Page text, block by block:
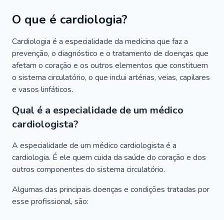
O que é cardiologia?
Cardiologia é a especialidade da medicina que faz a
prevenção, o diagnóstico e o tratamento de doenças que
afetam o coração e os outros elementos que constituem
o sistema circulatório, o que inclui artérias, veias, capilares
e vasos linfáticos.
Qual é a especialidade de um médico
cardiologista?
A especialidade de um médico cardiologista é a
cardiologia. É ele quem cuida da saúde do coração e dos
outros componentes do sistema circulatório.
Algumas das principais doenças e condições tratadas por
esse profissional, são: